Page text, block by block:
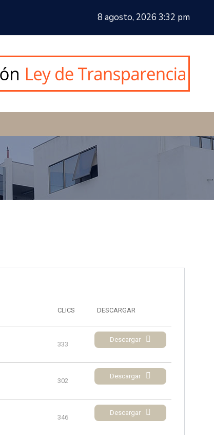
8 agosto, 2026 3:32 pm
CLICS DESCARGAR
333
Descargar
302
Descargar
346
Descargar